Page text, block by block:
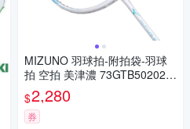
MIZUNO 羽球拍-附拍袋-羽球
拍 空拍 美津濃 73GTB50202
白湖綠紫黃
$2,280
券